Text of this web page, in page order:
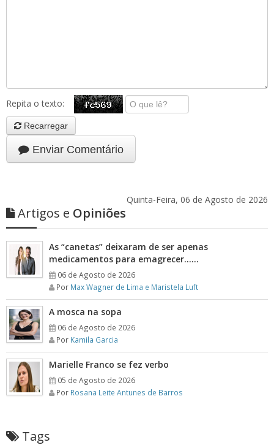
Repita o texto:
Recarregar
Enviar Comentário
Quinta-Feira, 06 de Agosto de 2026
Artigos e Opiniões
As “canetas” deixaram de ser apenas
medicamentos para emagrecer……
06 de Agosto de 2026
Por Max Wagner de Lima e Maristela Luft
A mosca na sopa
06 de Agosto de 2026
Por Kamila Garcia
Marielle Franco se fez verbo
05 de Agosto de 2026
Por Rosana Leite Antunes de Barros
Tags